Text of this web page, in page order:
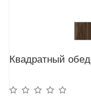
Квадратный